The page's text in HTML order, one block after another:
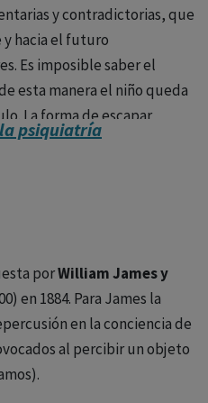
y contradictorias, que
hacia el futuro
Es imposible saber el
esta manera el niño queda
La forma de escapar
cree que la situación es
él, surge la forma
3)el sujeto bloquea los
surge la forma
psiquiatría
porWilliam James y
en 1884. Para James la
en la conciencia de
al percibir un objeto